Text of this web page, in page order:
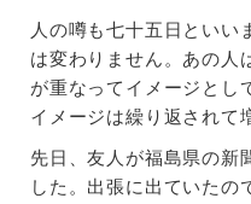
人の噂も七十五日といい
は変わりません。あの人
が重なってイメージとし
イメージは繰り返されて
先日、友人が福島県の新
した。出張に出ていたの